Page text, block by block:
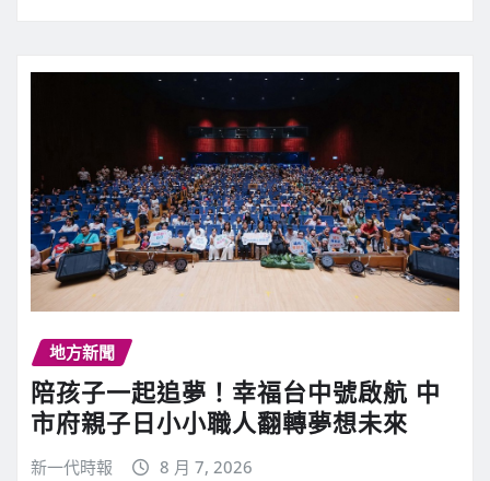
地方新聞
陪孩子一起追夢！幸福台中號啟航 中
市府親子日小小職人翻轉夢想未來
新一代時報 8 月 7, 2026